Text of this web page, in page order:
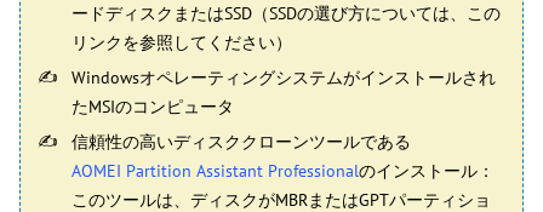
ードディスクまたはSSD（SSDの選び方については、この
リンクを参照してください）
Windowsオペレーティングシステムがインストールされ
たMSIのコンピュータ
信頼性の高いディスククローンツールである
AOMEI Partition Assistant Professionalのインストール：
このツールは、ディスクがMBRまたはGPTパーティショ